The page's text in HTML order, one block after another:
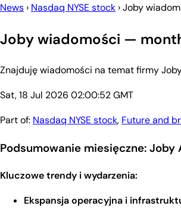
News › Nasdaq NYSE stock ›Joby
Joby wiadomości —
Znajduję wiadomości na temat firmy
Sat, 18 Jul 2026 02:00:52 GMT
Part of: Nasdaq NYSE stock, Future and
Podsumowanie miesięczne:
Kluczowe trendy i wydarzenia:
Ekspansja operacyjna i